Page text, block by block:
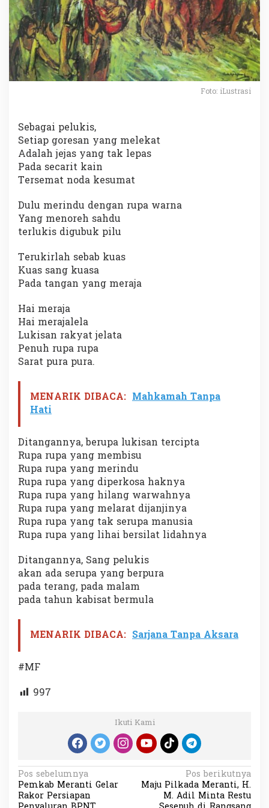
Foto: iLustrasi
Sebagai pelukis,
Setiap goresan yang melekat
Adalah jejas yang tak lepas
Pada secarit kain
Tersemat noda kesumat
Dulu merindu dengan rupa warna
Yang menoreh sahdu
terlukis digubuk pilu
Terukirlah sebab kuas
Kuas sang kuasa
Pada tangan yang meraja
Hai meraja
Hai merajalela
Lukisan rakyat jelata
Penuh rupa rupa
Sarat pura pura.
MENARIK DIBACA: Mahkamah Tanpa
Hati
Ditangannya, berupa lukisan tercipta
Rupa rupa yang membisu
Rupa rupa yang merindu
Rupa rupa yang diperkosa haknya
Rupa rupa yang hilang warwahnya
Rupa rupa yang melarat dijanjinya
Rupa rupa yang tak serupa manusia
Rupa rupa yang lihai bersilat lidahnya
Ditangannya, Sang pelukis
akan ada serupa yang berpura
pada terang, pada malam
pada tahun kabisat bermula
MENARIK DIBACA: Sarjana Tanpa Aksara
#MF
997
Ikuti Kami
N
a
Pos sebelumnya
Pemkab Meranti Gelar
Rakor Persiapan
Pos berikutnya
Maju Pilkada Meranti, H.
M. Adil Minta Restu